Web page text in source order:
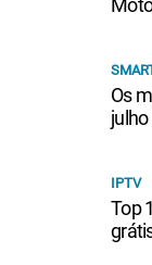
Os
IPTV
Top